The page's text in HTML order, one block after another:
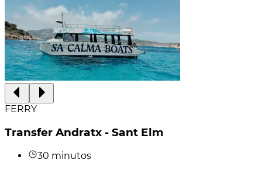
FERRY
Transfer Andratx - Sant Elm
30 minutos